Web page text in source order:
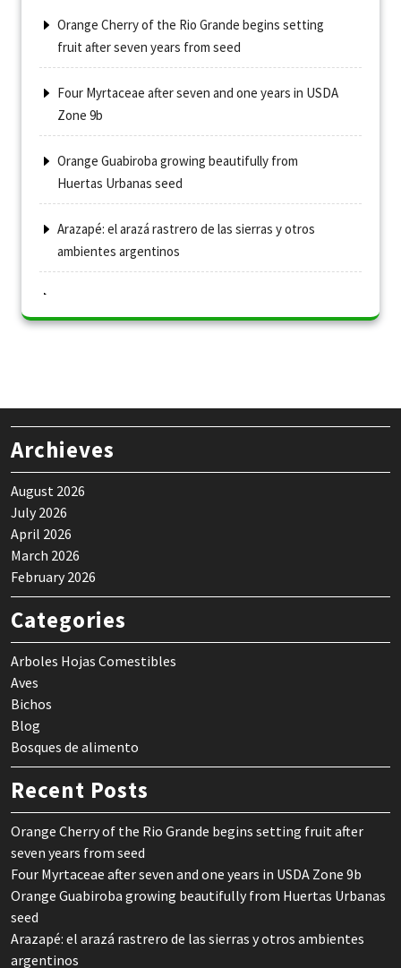
Orange Cherry of the Rio Grande begins setting
fruit after seven years from seed
Four Myrtaceae after seven and one years in USDA
Zone 9b
Orange Guabiroba growing beautifully from
Huertas Urbanas seed
Arazapé: el arazá rastrero de las sierras y otros
ambientes argentinos
Archieves
August 2026
July 2026
April 2026
March 2026
February 2026
Categories
Arboles Hojas Comestibles
Aves
Bichos
Blog
Bosques de alimento
Recent Posts
Orange Cherry of the Rio Grande begins setting fruit after
seven years from seed
Four Myrtaceae after seven and one years in USDA Zone 9b
Orange Guabiroba growing beautifully from Huertas Urbanas
seed
Arazapé: el arazá rastrero de las sierras y otros ambientes
argentinos